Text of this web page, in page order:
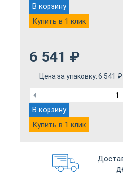
В корзину
Купить в 1 клик
6 541 ₽
Цена за упаковку: 6 541 ₽
В корзину
Купить в 1 клик